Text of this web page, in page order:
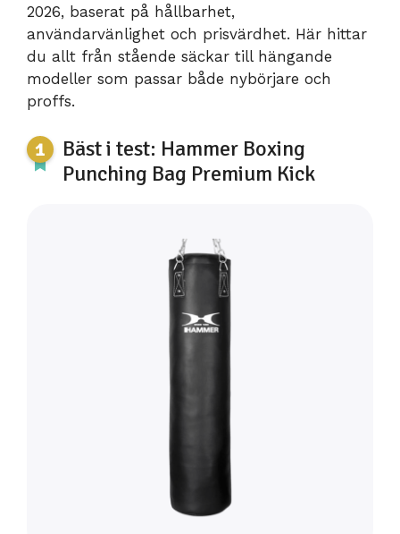
2026, baserat på hållbarhet,
användarvänlighet och prisvärdhet. Här hittar
du allt från stående säckar till hängande
modeller som passar både nybörjare och
proffs.
Bäst i test: Hammer Boxing
Punching Bag Premium Kick